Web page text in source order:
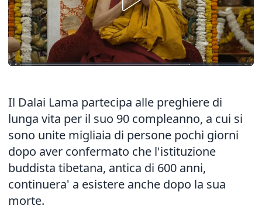
Il Dalai Lama partecipa alle preghiere di
lunga vita per il suo 90 compleanno, a cui si
sono unite migliaia di persone pochi giorni
dopo aver confermato che l'istituzione
buddista tibetana, antica di 600 anni,
continuera' a esistere anche dopo la sua
morte.